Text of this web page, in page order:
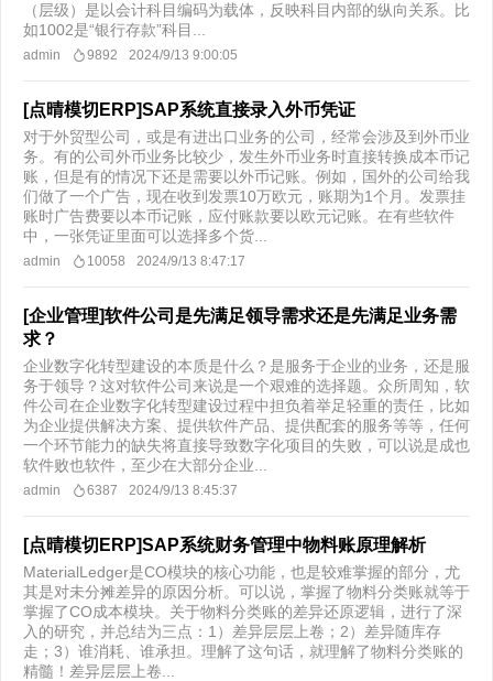
（层级）是以会计科目编码为载体，反映科目内部的纵向关系。比
如1002是“银行存款”科目...
admin 9892 2024/9/13 9:00:05
[点晴模切ERP]SAP系统直接录入外币凭证
对于外贸型公司，或是有进出口业务的公司，经常会涉及到外币业
务。有的公司外币业务比较少，发生外币业务时直接转换成本币记
账，但是有的情况下还是需要以外币记账。例如，国外的公司给我
们做了一个广告，现在收到发票10万欧元，账期为1个月。发票挂
账时广告费要以本币记账，应付账款要以欧元记账。在有些软件
中，一张凭证里面可以选择多个货...
admin 10058 2024/9/13 8:47:17
[企业管理]软件公司是先满足领导需求还是先满足业务需
求？
企业数字化转型建设的本质是什么？是服务于企业的业务，还是服
务于领导？这对软件公司来说是一个艰难的选择题。众所周知，软
件公司在企业数字化转型建设过程中担负着举足轻重的责任，比如
为企业提供解决方案、提供软件产品、提供配套的服务等等，任何
一个环节能力的缺失将直接导致数字化项目的失败，可以说是成也
软件败也软件，至少在大部分企业...
admin 6387 2024/9/13 8:45:37
[点晴模切ERP]SAP系统财务管理中物料账原理解析
MaterialLedger是CO模块的核心功能，也是较难掌握的部分，尤
其是对未分摊差异的原因分析。可以说，掌握了物料分类账就等于
掌握了CO成本模块。关于物料分类账的差异还原逻辑，进行了深
入的研究，并总结为三点：1）差异层层上卷；2）差异随库存
走；3）谁消耗、谁承担。理解了这句话，就理解了物料分类账的
精髓！差异层层上卷...